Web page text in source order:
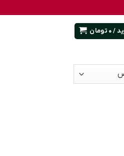
/
0 تومان